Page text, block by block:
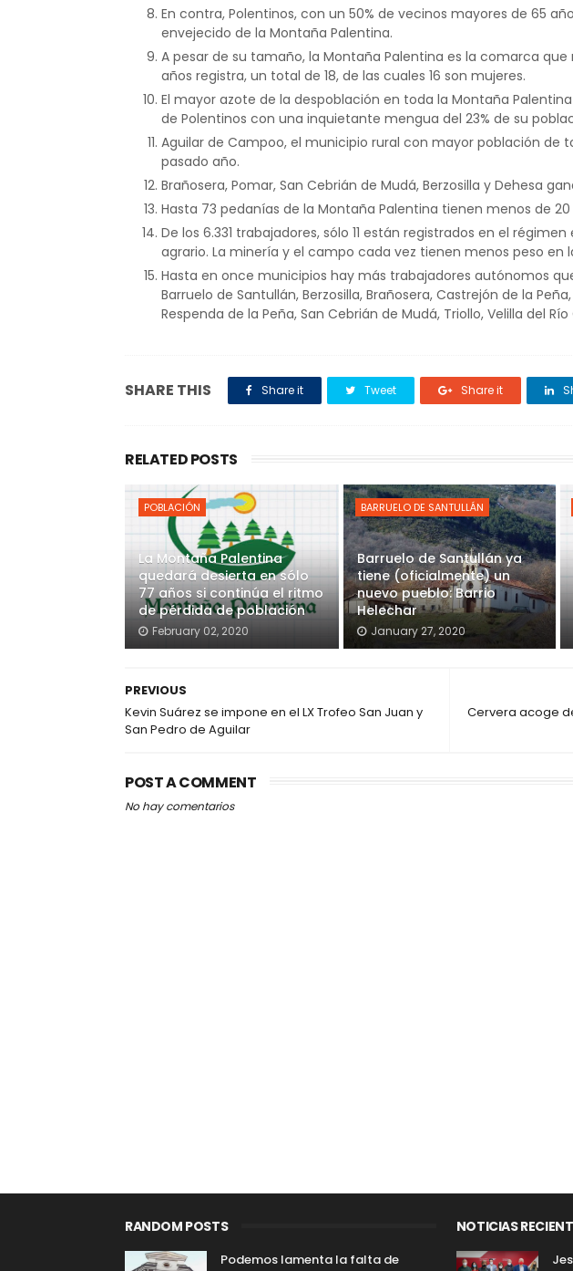
En contra, Polentinos, con un 50% de vecinos mayores de 65
envejecido de la Montaña Palentina.
A pesar de su tamaño, la Montaña Palentina es la comarca que
años registra, un total de 18, de las cuales 16 son mujeres.
El mayor azote de la despoblación en toda la Montaña
de Polentinos con una inquietante mengua del 23% de su
Aguilar de Campoo, el municipio rural con mayor población de
pasado año.
Brañosera, Pomar, San Cebrián de Mudá, Berzosilla y Dehesa
Hasta 73 pedanías de la Montaña Palentina tienen menos de 20
De los 6.331 trabajadores, sólo 11 están registrados en el
agrario. La minería y el campo cada vez tienen menos peso en
Hasta en once municipios hay más trabajadores autónomos
Barruelo de Santullán, Berzosilla, Brañosera, Castrejón de la
Respenda de la Peña, San Cebrián de Mudá, Triollo, Velilla del
SHARE THIS Share it Tweet Share it
RELATED POSTS
POBLACIÓN
La Montaña Palentina
quedará desierta en sólo
77 años si continúa el ritmo
de pérdida de población
February 02, 2020
BARRUELO DE SANTULLÁN
Barruelo de Santullán ya
tiene (oficialmente) un
nuevo pueblo: Barrio
Helechar
January 27, 2020
Cervera acoge
PREVIOUS
Kevin Suárez se impone en el LX Trofeo San Juan y
San Pedro de Aguilar
POST A COMMENT
No hay comentarios
RANDOM POSTS
Podemos lamenta la falta de
NOTICIAS